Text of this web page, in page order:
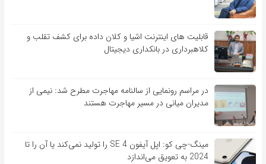
قابلیت ‏های اینترنت اشیا و کلان‏ داده برای کشف تقلب و
کلاهبرداری در بانکداری دیجیتال
در مراسم رونمایی از سالنامه مهاجرت مطرح شد: نیمی از
مدیران میانی در مسیر مهاجرت هستند
مینگ-چی کو: اپل آیفون SE 4 را تولید نمی‌کند یا آن را تا
2024 به تعویق می‌اندازد